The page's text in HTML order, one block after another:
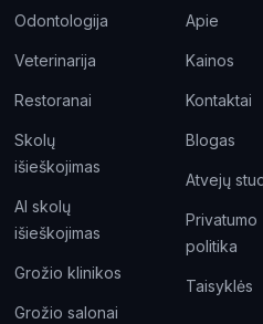
Odontologija
Veterinarija
Restoranai
Skolų
išieškojimas
AI skolų
išieškojimas
Grožio klinikos
Grožio salonai
Apie
Kainos
Kontaktai
Blogas
Atvejų
Privatumo
politika
Taisyklės